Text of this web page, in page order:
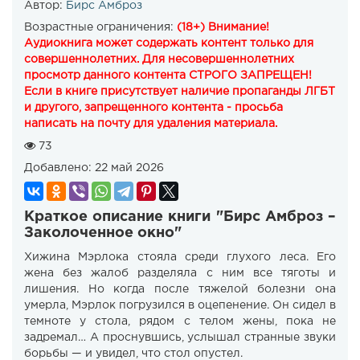
Автор: Бирс Амброз
Возрастные ограничения: (18+) Внимание!
Аудиокнига может содержать контент только для
совершеннолетних. Для несовершеннолетних
просмотр данного контента СТРОГО ЗАПРЕЩЕН!
Если в книге присутствует наличие пропаганды ЛГБТ
и другого, запрещенного контента - просьба
написать на почту для удаления материала.
73
Добавлено: 22 май 2026
Краткое описание книги "Бирс Амброз –
Заколоченное окно"
Хижина Мэрлока стояла среди глухого леса. Его
жена без жалоб разделяла с ним все тяготы и
лишения. Но когда после тяжелой болезни она
умерла, Мэрлок погрузился в оцепенение. Он сидел в
темноте у стола, рядом с телом жены, пока не
задремал… А проснувшись, услышал странные звуки
борьбы — и увидел, что стол опустел.